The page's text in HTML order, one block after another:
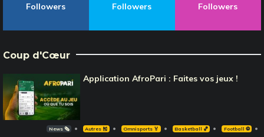
Followers
Followers
Followers
Coup d'Cœur
Application AfroPari : Faites vos jeux !
News 🗞️ Autres 🎽 Omnisports 🏅 Basketball 🏀 Football ⚽️